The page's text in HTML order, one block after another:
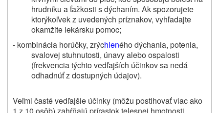
hrudníku a ťažkosti s dýchaním. Ak spozorujete
ktorýkoľvek z uvedených príznakov, vyhľadajte
okamžite lekársku pomoc;
- kombinácia horúčky, zrýchleného dýchania, potenia,
svalovej stuhnutosti, únavy alebo ospalosti
(frekvencia týchto vedľajších účinkov sa nedá
odhadnúť z dostupných údajov).
Veľmi časté vedľajšie účinky (môžu postihovať viac ako